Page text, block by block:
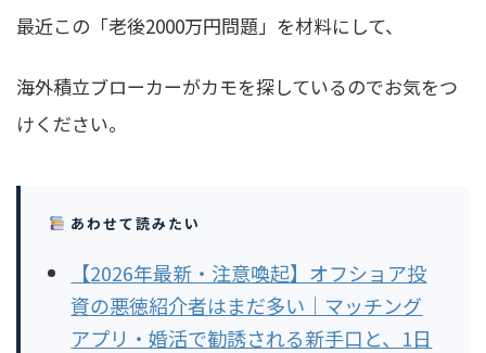
最近この「老後2000万円問題」を材料にして、
海外積立ブローカーがカモを探しているのでお気をつ
けください。
あわせて読みたい
【2026年最新・注意喚起】オフショア投
資の悪徳紹介者はまだ多い｜マッチング
アプリ・婚活で勧誘される新手口と、1日